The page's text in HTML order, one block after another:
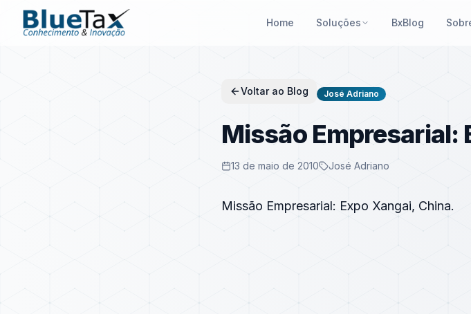
Home Soluções BxBlog
Voltar ao Blog José Adriano
Missão Empresarial:
13 de maio de 2010 José Adriano
Missão Empresarial: Expo Xangai, China.